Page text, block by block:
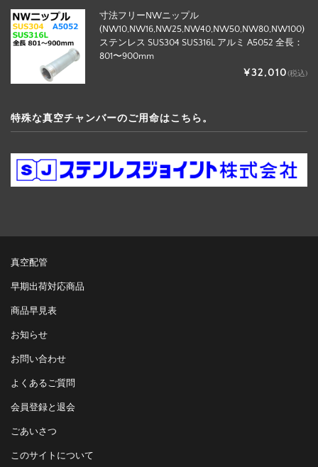
寸法フリーNWニップル
(NW10,NW16,NW25,NW40,NW50,NW80,NW100)
ステンレス SUS304 SUS316L アルミ A5052 全長：
801〜900mm
¥32,010(税込)
特殊な真空チャンバーのご用命はこちら。
真空配管
早期出荷対応商品
商品早見表
お知らせ
お問い合わせ
よくあるご質問
会員登録と退会
ごあいさつ
このサイトについて